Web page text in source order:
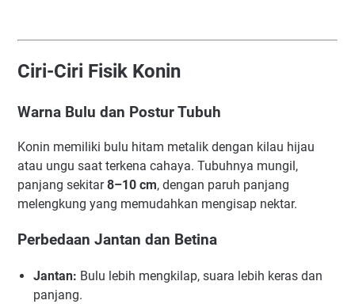
Ciri-Ciri Fisik Konin
Warna Bulu dan Postur Tubuh
Konin memiliki bulu hitam metalik dengan kilau hijau
atau ungu saat terkena cahaya. Tubuhnya mungil,
panjang sekitar8–10 cm, dengan paruh panjang
melengkung yang memudahkan mengisap nektar.
Perbedaan Jantan dan Betina
Jantan: Bulu lebih mengkilap, suara lebih keras dan
panjang.